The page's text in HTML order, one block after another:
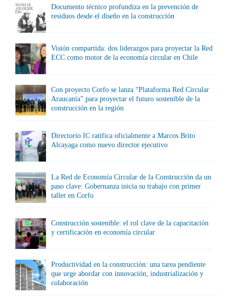
Documento técnico profundiza en la prevención de
residuos desde el diseño en la construcción
Visión compartida: dos liderazgos para proyectar la Red
ECC como motor de la economía circular en Chile
Con proyecto Corfo se lanza “Plataforma Red Circular
Araucanía” para proyectar el futuro sostenible de la
construcción en la región
Directorio IC ratifica oficialmente a Marcos Brito
Alcayaga como nuevo director ejecutivo
La Red de Economía Circular de la Construcción da un
paso clave: Gobernanza inicia su trabajo con primer
taller en Corfo
Construcción sostenible: el rol clave de la capacitación
y certificación en economía circular
Productividad en la construcción: una tarea pendiente
que urge abordar con innovación, industrialización y
colaboración